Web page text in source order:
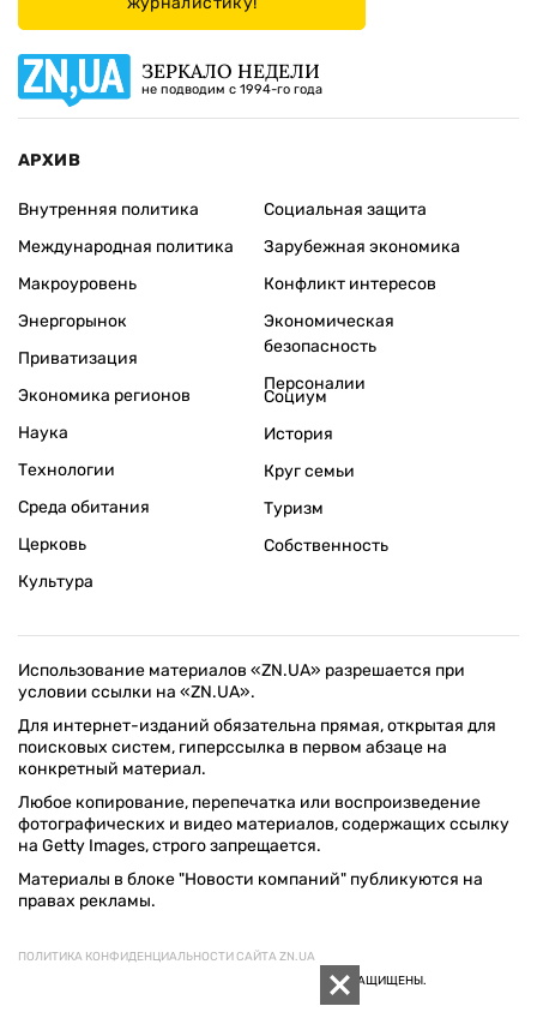
ЗЕРКАЛО НЕДЕЛИ
не подводим с 1994-го года
АРХИВ
Внутренняя политика
Международная политика
Макроуровень
Энергорынок
Приватизация
Экономика регионов
Социальная защита
Зарубежная экономика
Конфликт интересов
Экономическая
безопасность
Персоналии
Наука
Технологии
Среда обитания
Церковь
Культура
Социум
История
Круг семьи
Туризм
Собственность
Использование материалов «ZN.UA» разрешается при
условии ссылки на «ZN.UA».
Для интернет-изданий обязательна прямая, открытая для
поисковых систем, гиперссылка в первом абзаце на
конкретный материал.
Любое копирование, перепечатка или воспроизведение
фотографических и видео материалов, содержащих ссылку
на Getty Images, строго запрещается.
Материалы в блоке "Новости компаний" публикуются на
правах рекламы.
ПОЛИТИКА КОНФИДЕНЦИАЛЬНОСТИ САЙТА ZN.UA
© 1994–2026 «ЗЕРКАЛО НЕДЕЛИ. УКРАИНА». ВСЕ ПРАВА ЗАЩИЩЕНЫ.